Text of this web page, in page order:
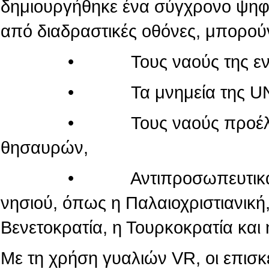
δημιουργήθηκε ένα σύγχρονο
από διαδραστικές οθόνες,
• Τους ναούς της εντός
• Τα μνημεία της
• Τους ναούς
θησαυρών,
• Αντιπροσωπευτικά
νησιού, όπως η
Βενετοκρατία, η Τουρκοκρατία
Με τη χρήση γυαλιών VR, οι